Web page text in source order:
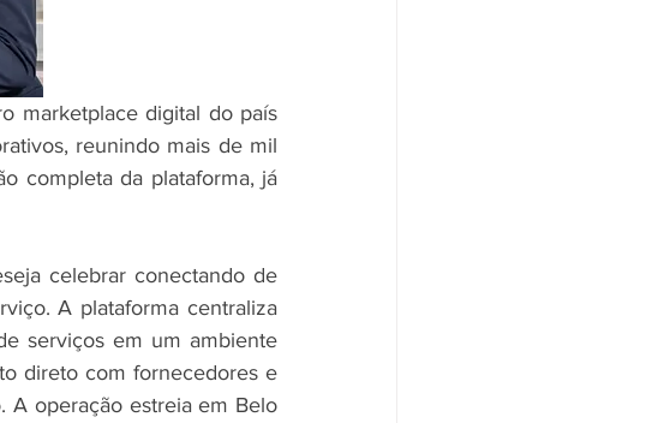
marketplace digital do país
reunindo mais de mil
completa da plataforma, já
celebrar conectando de
A plataforma centraliza
serviços em um ambiente
direto com fornecedores e
A operação estreia em Belo